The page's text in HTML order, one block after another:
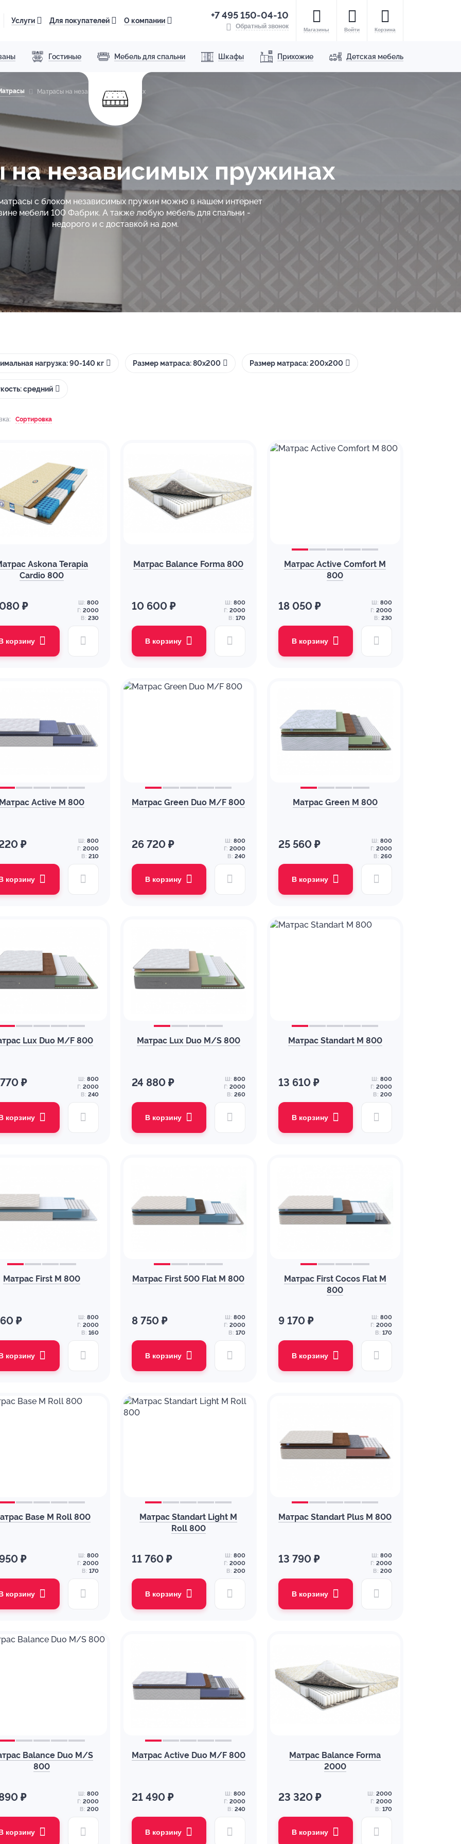
Услуги Для покупателей О компании +7 495 150-04-10
Обратный звонок Магазины Войти Корзина
Гостиные Мебель для спальни Шкафы Прихожие Детская мебель
Матрасы на независимых пружинах
независимых пружинах
с блоком независимых пружин можно в нашем интернет
мебели 100 Фабрик. А также любую мебель для спальни -
недорого и с доставкой на дом.
нагрузка: 90-140 кг Размер матраса: 80х200 Размер матраса: 200х200
средний
Сортировка
Askona Terapia
Cardio 800
₽ Ш: 800
Г: 2000
В: 230
корзину
Матрас Balance Forma 800
10 600 ₽ Ш: 800
Г: 2000
В: 170
В корзину
Матрас Active Comfort M
800
18 050 ₽ Ш: 800
Г: 2000
В: 230
В корзину
Active M 800
₽ Ш: 800
Г: 2000
В: 210
корзину
Матрас Green Duo M/F 800
26 720 ₽ Ш: 800
Г: 2000
В: 240
В корзину
Матрас Green M 800
25 560 ₽ Ш: 800
Г: 2000
В: 260
В корзину
Lux Duo M/F 800
₽ Ш: 800
Г: 2000
В: 240
корзину
Матрас Lux Duo M/S 800
24 880 ₽ Ш: 800
Г: 2000
В: 260
В корзину
Матрас Standart M 800
13 610 ₽ Ш: 800
Г: 2000
В: 200
В корзину
Матрас First M 800
₽ Ш: 800
Г: 2000
В: 160
корзину
Матрас First 500 Flat M 800
8 750 ₽ Ш: 800
Г: 2000
В: 170
В корзину
Матрас First Cocos Flat M
800
9 170 ₽ Ш: 800
Г: 2000
В: 170
В корзину
Base M Roll 800
₽ Ш: 800
Г: 2000
В: 170
корзину
Матрас Standart Light M
Roll 800
11 760 ₽ Ш: 800
Г: 2000
В: 200
В корзину
Матрас Standart Plus M 800
13 790 ₽ Ш: 800
Г: 2000
В: 200
В корзину
Balance Duo M/S
800
₽ Ш: 800
Г: 2000
В: 200
корзину
Матрас Active Duo M/F 800
21 490 ₽ Ш: 800
Г: 2000
В: 240
В корзину
Матрас Balance Forma
2000
23 320 ₽ Ш: 2000
Г: 2000
В: 170
В корзину